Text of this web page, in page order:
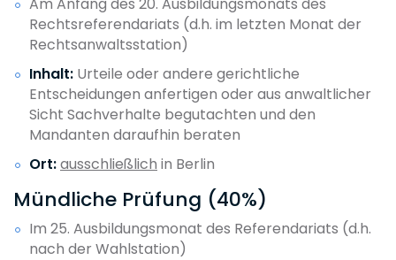
Rechtsreferendariats (d.h. im letzten Monat der
Rechtsanwaltsstation)
Inhalt: Urteile oder andere gerichtliche
Entscheidungen anfertigen oder aus anwaltlicher
Sicht Sachverhalte begutachten und den
Mandanten daraufhin beraten
Ort:ausschließlich in Berlin
Mündliche Prüfung (40%)
Im 25. Ausbildungsmonat des Referendariats (d.h.
nach der Wahlstation)